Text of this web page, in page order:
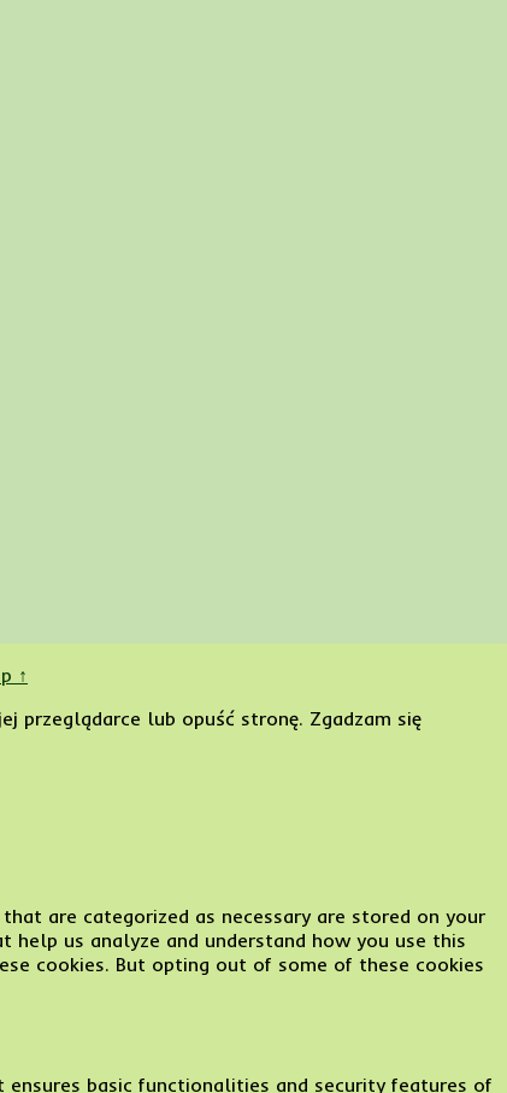
↑
przeglądarce lub opuść stronę. Zgadzam się
are categorized as necessary are stored on your
us analyze and understand how you use this
cookies. But opting out of some of these cookies
basic functionalities and security features of